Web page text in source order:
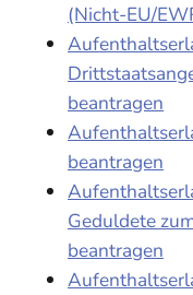
(Nicht-EU/
beantragen
beantragen
Geduldete
beantragen